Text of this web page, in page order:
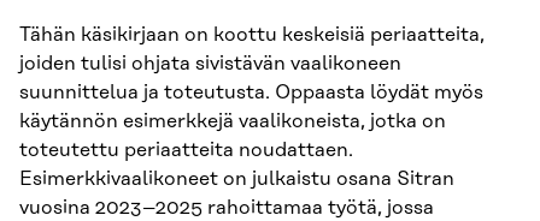
Tähän käsikirjaan on koottu keskeisiä periaatteita,
joiden tulisi ohjata sivistävän vaalikoneen
suunnittelua ja toteutusta. Oppaasta löydät myös
käytännön esimerkkejä vaalikoneista, jotka on
toteutettu periaatteita noudattaen.
Esimerkkivaalikoneet on julkaistu osana Sitran
vuosina 2023–2025 rahoittamaa työtä, jossa